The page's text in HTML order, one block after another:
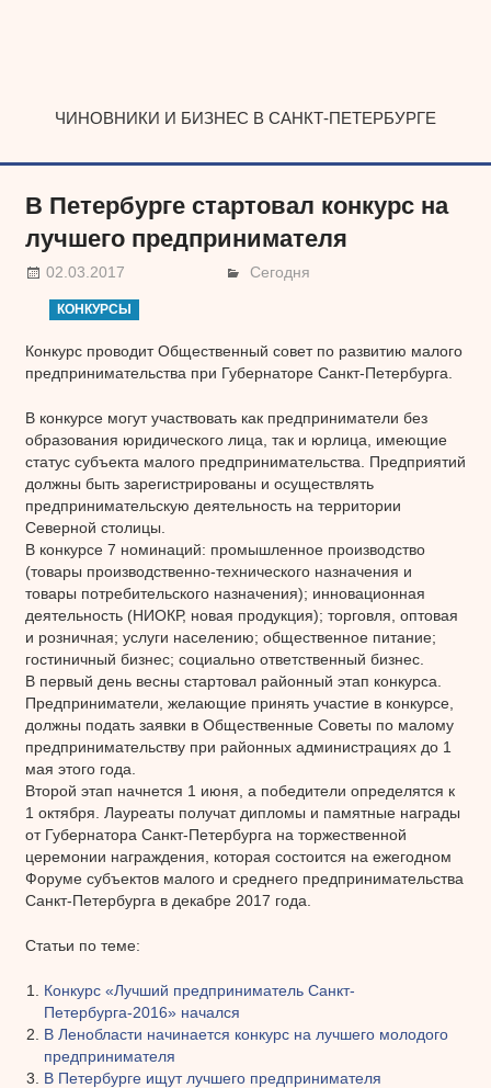
ЧИНОВНИКИ И БИЗНЕС В САНКТ-ПЕТЕРБУРГЕ
В Петербурге стартовал конкурс на
лучшего предпринимателя
02.03.2017 Сегодня
КОНКУРСЫ
Конкурс проводит Общественный совет по развитию малого
предпринимательства при Губернаторе Санкт-Петербурга.
В конкурсе могут участвовать как предприниматели без
образования юридического лица, так и юрлица, имеющие
статус субъекта малого предпринимательства. Предприятий
должны быть зарегистрированы и осуществлять
предпринимательскую деятельность на территории
Северной столицы.
В конкурсе 7 номинаций: промышленное производство
(товары производственно-технического назначения и
товары потребительского назначения); инновационная
деятельность (НИОКР, новая продукция); торговля, оптовая
и розничная; услуги населению; общественное питание;
гостиничный бизнес; социально ответственный бизнес.
В первый день весны стартовал районный этап конкурса.
Предприниматели, желающие принять участие в конкурсе,
должны подать заявки в Общественные Советы по малому
предпринимательству при районных администрациях до 1
мая этого года.
Второй этап начнется 1 июня, а победители определятся к
1 октября. Лауреаты получат дипломы и памятные награды
от Губернатора Санкт-Петербурга на торжественной
церемонии награждения, которая состоится на ежегодном
Форуме субъектов малого и среднего предпринимательства
Санкт-Петербурга в декабре 2017 года.
Статьи по теме:
Конкурс «Лучший предприниматель Санкт-
Петербурга-2016» начался
В Ленобласти начинается конкурс на лучшего молодого
предпринимателя
В Петербурге ищут лучшего предпринимателя